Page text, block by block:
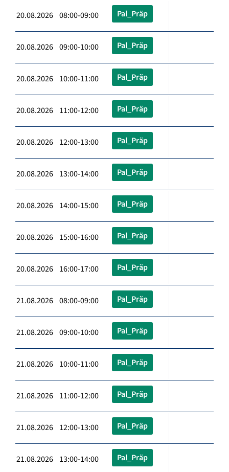
20.08.2026 08:00-09:00 Pal_Präp
20.08.2026 09:00-10:00 Pal_Präp
20.08.2026 10:00-11:00 Pal_Präp
20.08.2026 11:00-12:00 Pal_Präp
20.08.2026 12:00-13:00 Pal_Präp
20.08.2026 13:00-14:00 Pal_Präp
20.08.2026 14:00-15:00 Pal_Präp
20.08.2026 15:00-16:00 Pal_Präp
20.08.2026 16:00-17:00 Pal_Präp
21.08.2026 08:00-09:00 Pal_Präp
21.08.2026 09:00-10:00 Pal_Präp
21.08.2026 10:00-11:00 Pal_Präp
21.08.2026 11:00-12:00 Pal_Präp
21.08.2026 12:00-13:00 Pal_Präp
21.08.2026 13:00-14:00 Pal_Präp